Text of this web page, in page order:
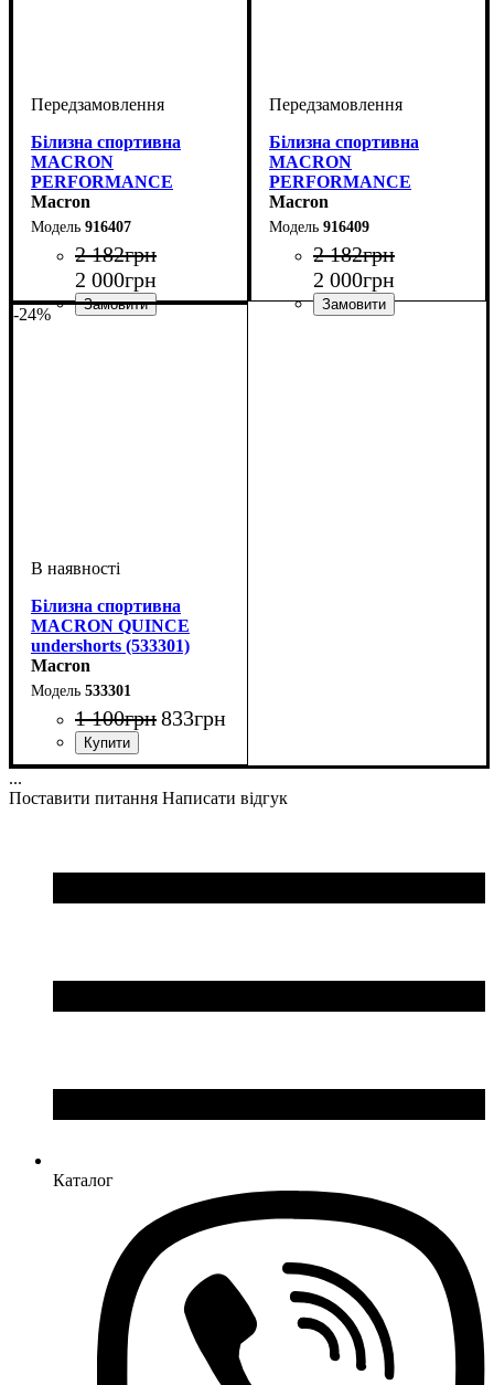
Білизна спортивна
MACRON
PERFORMANCE
TURTLENECK TOP
(916407)
Macron
916407
2 182грн
2 000грн
Виробник
Колір
Білизна спортивна
MACRON
PERFORMANCE
TURTLENECK TOP
(916409)
Macron
916409
2 182грн
2 000грн
-24%
Білизна спортивна
MACRON QUINCE
undershorts (533301)
Macron
533301
1 100грн833грн
Стать: Дитяче, Унісекс,
Виробник: Macron
Колір: Білий
...
Поставити питання Написати відгук
Каталог